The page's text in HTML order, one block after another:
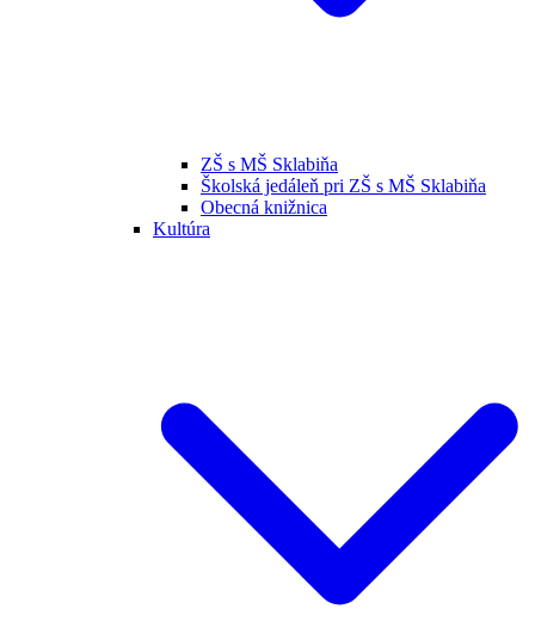
ZŠ s MŠ Sklabiňa
Školská jedáleň pri ZŠ s MŠ Sklabiňa
Obecná knižnica
Kultúra